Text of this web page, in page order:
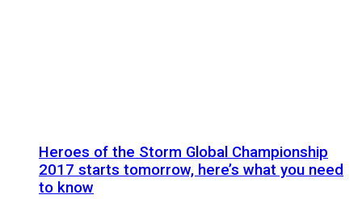
Heroes of the Storm Global Championship
2017 starts tomorrow, here’s what you need
to know